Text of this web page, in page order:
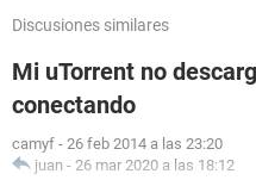
Discusiones similares
Mi uTorrent no
conectando
camyf - 26 feb 2014 a las 23:20
juan - 26 mar 2020 a las 18:12